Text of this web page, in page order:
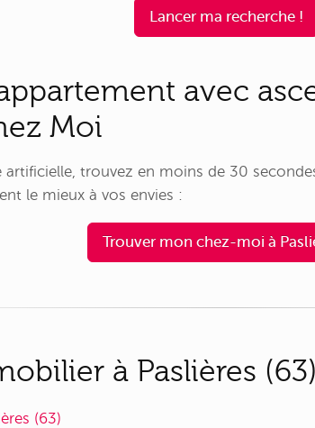
Lancer ma recherche !
avec
Moi
artificielle, trouvez en moins de 30
le mieux à vos envies :
Trouver mon chez-moi à
à Paslières
(63)